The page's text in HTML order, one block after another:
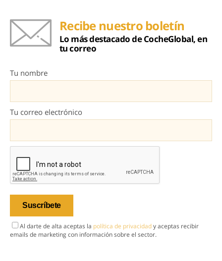
Recibe nuestro boletín
Lo más destacado de CocheGlobal, en
tu correo
Tu nombre
Tu correo electrónico
Al darte de alta aceptas la política de privacidady aceptas recibir
emails de marketing con información sobre el sector.